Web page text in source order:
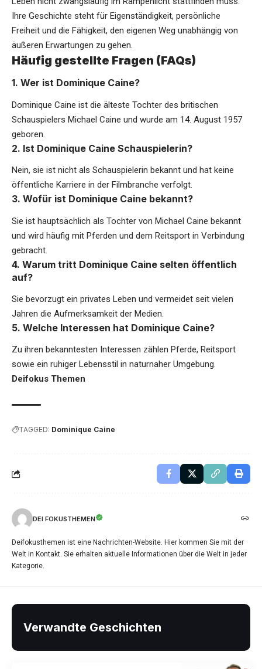
Ihre Geschichte steht für Eigenständigkeit, persönliche
Freiheit und die Fähigkeit, den eigenen Weg unabhängig von
äußeren Erwartungen zu gehen.
Häufig gestellte Fragen (FAQs)
1. Wer ist Dominique Caine?
Dominique Caine ist die älteste Tochter des britischen
Schauspielers Michael Caine und wurde am 14. August 1957
geboren.
2. Ist Dominique Caine Schauspielerin?
Nein, sie ist nicht als Schauspielerin bekannt und hat keine
öffentliche Karriere in der Filmbranche verfolgt.
3. Wofür ist Dominique Caine bekannt?
Sie ist hauptsächlich als Tochter von Michael Caine bekannt
und wird häufig mit Pferden und dem Reitsport in Verbindung
gebracht.
4. Warum tritt Dominique Caine selten öffentlich
auf?
Sie bevorzugt ein privates Leben und vermeidet seit vielen
Jahren die Aufmerksamkeit der Medien.
5. Welche Interessen hat Dominique Caine?
Zu ihren bekanntesten Interessen zählen Pferde, Reitsport
sowie ein ruhiger Lebensstil in naturnaher Umgebung.
Deifokus Themen
TAGGED: Dominique Caine
DEI FOKUSTHEMEN
Deifokusthemen ist eine Nachrichten-Website. Hier kommen Sie mit der
Welt in Kontakt. Sie erhalten aktuelle Informationen über die Welt in jeder
Kategorie.
Verwandte Geschichten